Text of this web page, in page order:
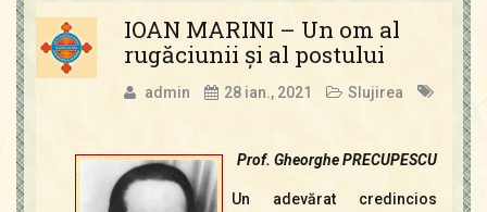
IOAN MARINI – Un om al
rugăciunii şi al postului
admin 28 ian., 2021 Slujirea
Prof. Gheorghe PRECUPESCU
Un adevărat credincios